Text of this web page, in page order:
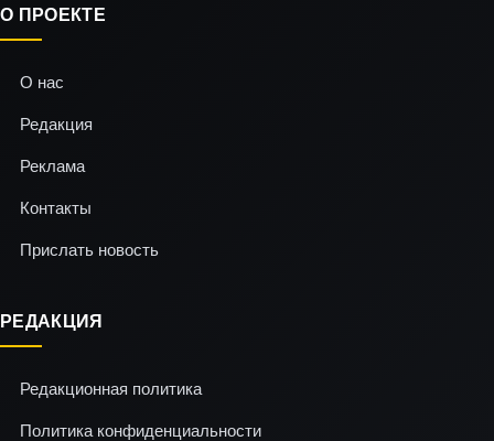
О ПРОЕКТЕ
О нас
Редакция
Реклама
Контакты
Прислать новость
РЕДАКЦИЯ
Редакционная политика
Политика конфиденциальности